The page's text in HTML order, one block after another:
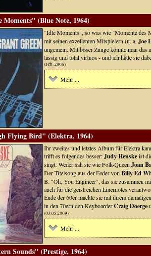
(Blue Note, 1964)
"Idle Moments", so was wie "Momente des
mit seinen exzellenten Mitspielern (u. a. Joe
ungemein. Mit böser Zunge könnte man
lässig und total virtuos - und ich hätte sie
(Feb. 2006)
Mehr ...
Flying Bird" (Elektra, 1964)
Ihr zweites und letztes Album für Elektra
trifft es folgendes besser:Judy Henskeist
singt. Weder sah sie wie Folk-Queen Joan
Der Titelsong aus der Feder von Billy Ed
B. "Oh, You Engineer", das sie zusammen
auch für die geistreichen Linernotes
Ende der 60er machte sie mit ihrem
in den 70ern den KeyboarderCraig Doerge
(03.05.2009)
Mehr ...
Sounds" (Prestige, 1964)